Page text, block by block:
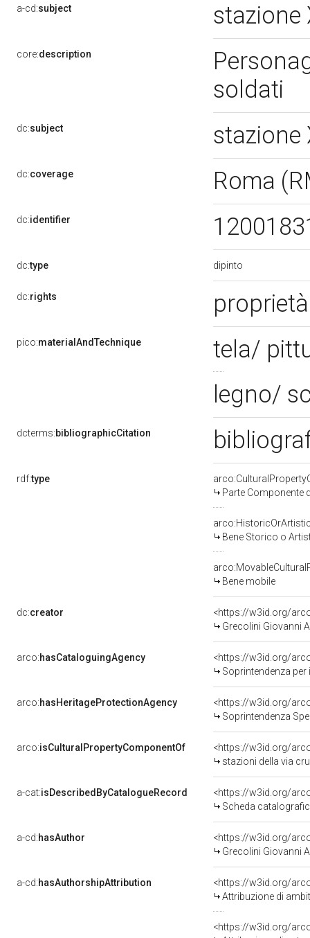
a-cd:subject stazione
core:description
soldati
dc:subject stazione
dc:coverage Roma
dc:identifier
dc:type dipinto
dc:rights
pico:materialAndTechnique
tela/
legno/
dcterms:bibliographicCitation
rdf:type
Parte Componente
Bene Storico o
Bene mobile
dc:creator
<https://w3id.org/
Grecolini Giovanni
arco:hasCataloguingAgency
<https://w3id.org/
Soprintendenza
arco:hasHeritageProtectionAgency
<https://w3id.org/
Soprintendenza
arco:isCulturalPropertyComponentOf
<https://w3id.org/
stazioni della via crucis
a-cat:isDescribedByCatalogueRecord
<https://w3id.org/
Scheda
a-cd:hasAuthor
<https://w3id.org/
Grecolini Giovanni
a-cd:hasAuthorshipAttribution
Attribuzione di
<https://w3id.org/